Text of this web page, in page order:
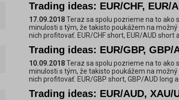
Trading ideas: EUR/CHF, EUR/
17.09.2018Teraz sa spolu pozrieme na to ako
minulosti s tým, že takisto poukážem na možný
nich profitovať. EUR/CHF short, EUR/AUD short
Trading ideas: EUR/GBP, GBP/
10.09.2018Teraz sa spolu pozrieme na to ako
minulosti s tým, že takisto poukážem na možný
nich profitovať. EUR/GBP short, GBP/AUD long
Trading ideas: EUR/AUD, XAU/